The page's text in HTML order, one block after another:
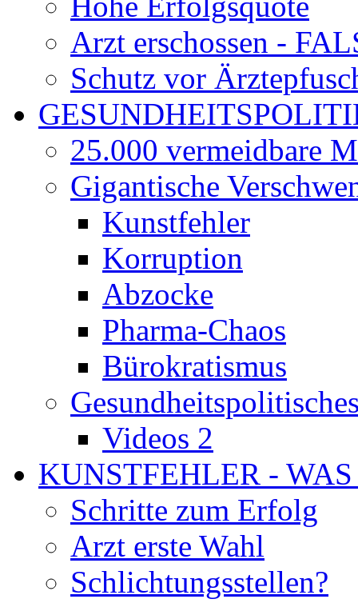
Arzt erschossen -
Schutz vor
25.000 vermeidbare
Gigantische
Kunstfehler
Korruption
Abzocke
Pharma-Chaos
Bürokratismus
Videos 2
KUNSTFEHLER -
Schritte zum Erfolg
Arzt erste Wahl
Schlichtungsstellen?